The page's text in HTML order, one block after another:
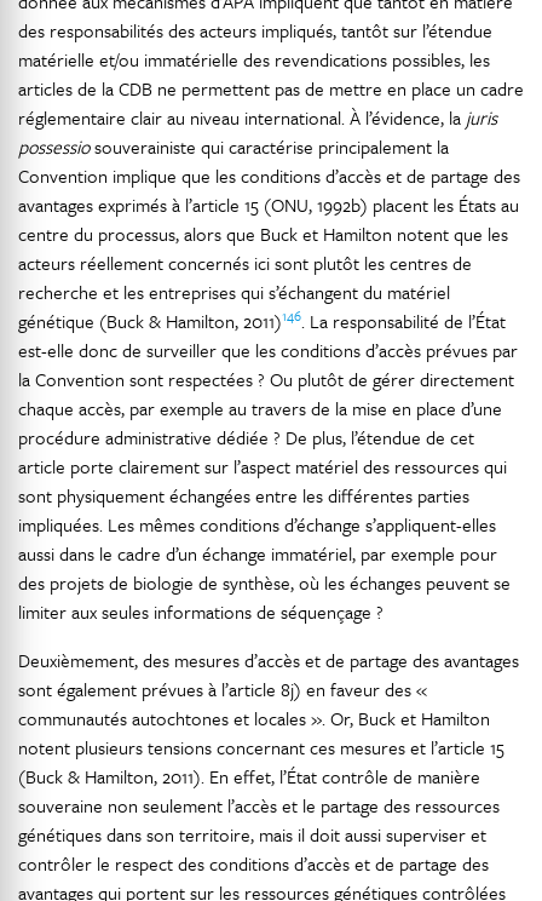
des responsabilités des acteurs impliqués, tantôt sur l’étendue
matérielle et/ou immatérielle des revendications possibles, les
articles de la CDB ne permettent pas de mettre en place un cadre
réglementaire clair au niveau international. À l’évidence, la juris
possessiosouverainiste qui caractérise principalement la
Convention implique que les conditions d’accès et de partage des
avantages exprimés à l’article 15 (ONU, 1992b) placent les États au
centre du processus, alors que Buck et Hamilton notent que les
acteurs réellement concernés ici sont plutôt les centres de
recherche et les entreprises qui s’échangent du matériel
génétique (Buck & Hamilton, 2011)146. La responsabilité de l’État
est-elle donc de surveiller que les conditions d’accès prévues par
la Convention sont respectées ? Ou plutôt de gérer directement
chaque accès, par exemple au travers de la mise en place d’une
procédure administrative dédiée ? De plus, l’étendue de cet
article porte clairement sur l’aspect matériel des ressources qui
sont physiquement échangées entre les différentes parties
impliquées. Les mêmes conditions d’échange s’appliquent-elles
aussi dans le cadre d’un échange immatériel, par exemple pour
des projets de biologie de synthèse, où les échanges peuvent se
limiter aux seules informations de séquençage ?
Deuxièmement, des mesures d’accès et de partage des avantages
sont également prévues à l’article 8j) en faveur des «
communautés autochtones et locales ». Or, Buck et Hamilton
notent plusieurs tensions concernant ces mesures et l’article 15
(Buck & Hamilton, 2011). En effet, l’État contrôle de manière
souveraine non seulement l’accès et le partage des ressources
génétiques dans son territoire, mais il doit aussi superviser et
contrôler le respect des conditions d’accès et de partage des
avantages qui portent sur les ressources génétiques contrôlées